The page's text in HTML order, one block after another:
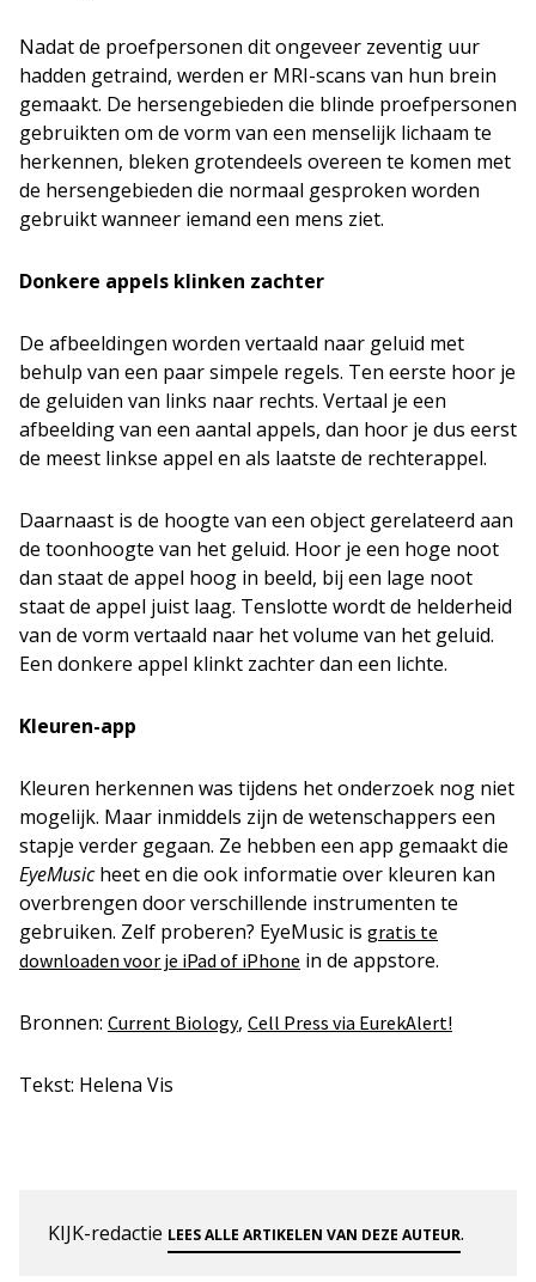
Nadat de proefpersonen dit ongeveer zeventig uur
hadden getraind, werden er MRI-scans van hun brein
gemaakt. De hersengebieden die blinde proefpersonen
gebruikten om de vorm van een menselijk lichaam te
herkennen, bleken grotendeels overeen te komen met
de hersengebieden die normaal gesproken worden
gebruikt wanneer iemand een mens ziet.
Donkere appels klinken zachter
De afbeeldingen worden vertaald naar geluid met
behulp van een paar simpele regels. Ten eerste hoor je
de geluiden van links naar rechts. Vertaal je een
afbeelding van een aantal appels, dan hoor je dus eerst
de meest linkse appel en als laatste de rechterappel.
Daarnaast is de hoogte van een object gerelateerd aan
de toonhoogte van het geluid. Hoor je een hoge noot
dan staat de appel hoog in beeld, bij een lage noot
staat de appel juist laag. Tenslotte wordt de helderheid
van de vorm vertaald naar het volume van het geluid.
Een donkere appel klinkt zachter dan een lichte.
Kleuren-app
Kleuren herkennen was tijdens het onderzoek nog niet
mogelijk. Maar inmiddels zijn de wetenschappers een
stapje verder gegaan. Ze hebben een app gemaakt die
EyeMusicheet en die ook informatie over kleuren kan
overbrengen door verschillende instrumenten te
gebruiken. Zelf proberen? EyeMusic is gratis te
downloaden voor je iPad of iPhone in de appstore.
Bronnen: Current Biology, Cell Press via EurekAlert!
Tekst: Helena Vis
KIJK-redactie LEES ALLE ARTIKELEN VAN DEZE AUTEUR.